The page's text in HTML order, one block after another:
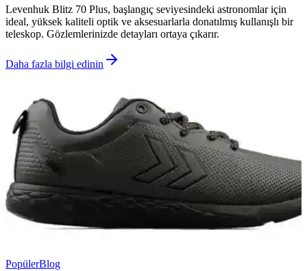
Levenhuk Blitz 70 Plus, başlangıç seviyesindeki astronomlar için
ideal, yüksek kaliteli optik ve aksesuarlarla donatılmış kullanışlı bir
teleskop. Gözlemlerinizde detayları ortaya çıkarır.
Daha fazla bilgi edinin
PopülerBlog